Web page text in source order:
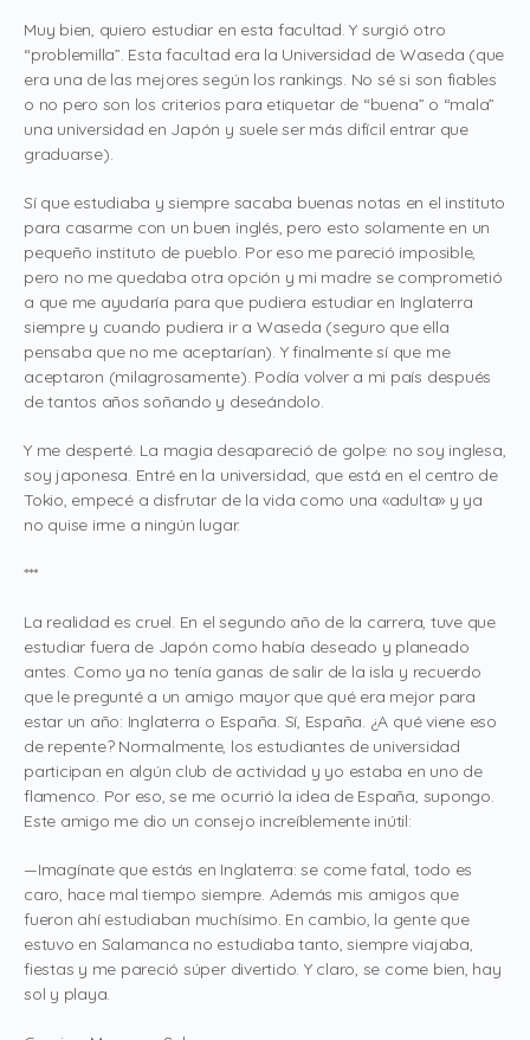
Muy bien, quiero estudiar en esta facultad. Y surgió otro
“problemilla”. Esta facultad era la Universidad de Waseda (que
era una de las mejores según los rankings. No sé si son fiables
o no pero son los criterios para etiquetar de “buena” o “mala”
una universidad en Japón y suele ser más difícil entrar que
graduarse).
Sí que estudiaba y siempre sacaba buenas notas en el instituto
para casarme con un buen inglés, pero esto solamente en un
pequeño instituto de pueblo. Por eso me pareció imposible,
pero no me quedaba otra opción y mi madre se comprometió
a que me ayudaría para que pudiera estudiar en Inglaterra
siempre y cuando pudiera ir a Waseda (seguro que ella
pensaba que no me aceptarían). Y finalmente sí que me
aceptaron (milagrosamente). Podía volver a mi país después
de tantos años soñando y deseándolo.
Y me desperté. La magia desapareció de golpe: no soy inglesa,
soy japonesa. Entré en la universidad, que está en el centro de
Tokio, empecé a disfrutar de la vida como una «adulta» y ya
no quise irme a ningún lugar.
***
La realidad es cruel. En el segundo año de la carrera, tuve que
estudiar fuera de Japón como había deseado y planeado
antes. Como ya no tenía ganas de salir de la isla y recuerdo
que le pregunté a un amigo mayor que qué era mejor para
estar un año: Inglaterra o España. Sí, España. ¿A qué viene eso
de repente? Normalmente, los estudiantes de universidad
participan en algún club de actividad y yo estaba en uno de
flamenco. Por eso, se me ocurrió la idea de España, supongo.
Este amigo me dio un consejo increíblemente inútil:
—Imagínate que estás en Inglaterra: se come fatal, todo es
caro, hace mal tiempo siempre. Además mis amigos que
fueron ahí estudiaban muchísimo. En cambio, la gente que
estuvo en Salamanca no estudiaba tanto, siempre viajaba,
fiestas y me pareció súper divertido. Y claro, se come bien, hay
sol y playa.